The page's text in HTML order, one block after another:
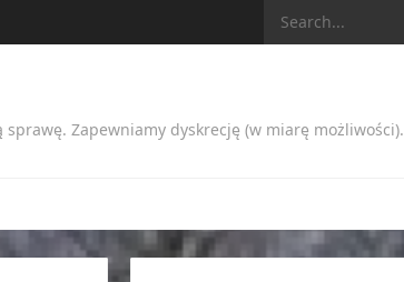
Zapewniamy dyskrecję (w miarę możliwości).